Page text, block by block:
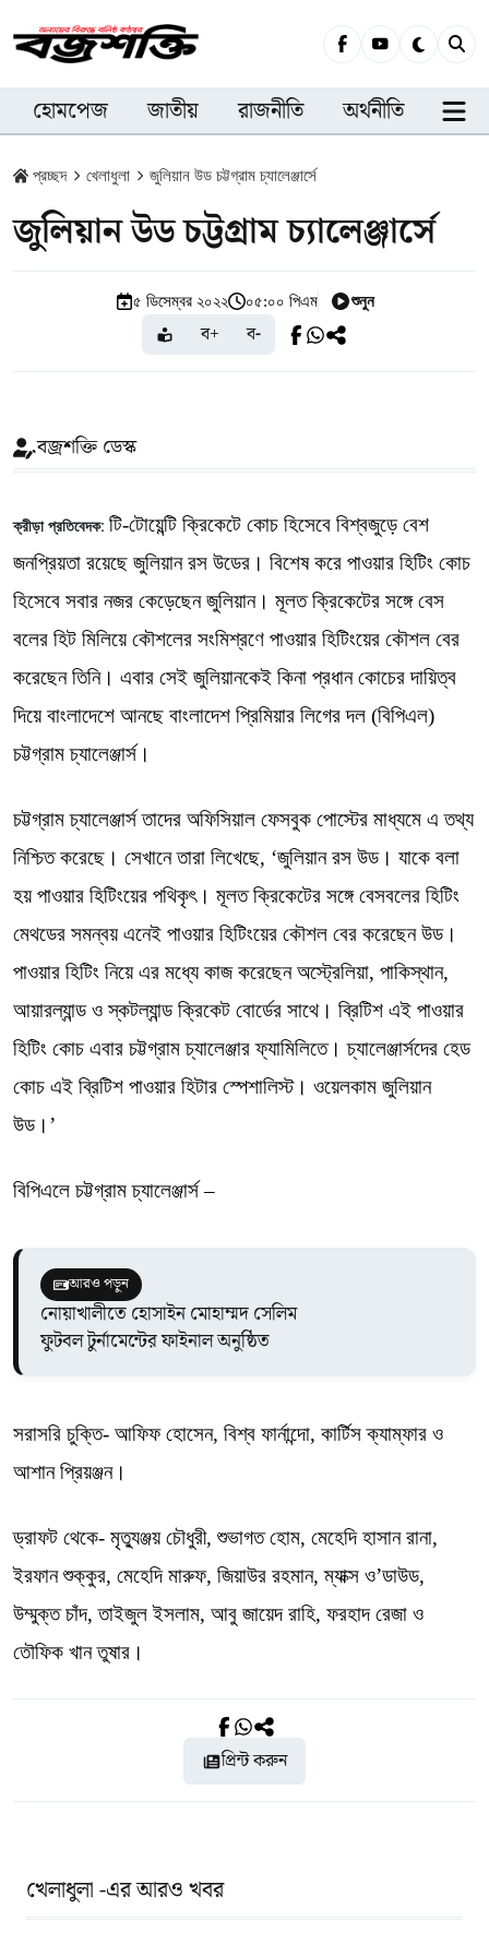
হোমপেজ জাতীয় রাজনীতি অর্থনীতি
প্রচ্ছদ খেলাধুলা জুলিয়ান উড চট্টগ্রাম চ্যালেঞ্জার্সে
জুলিয়ান উড চট্টগ্রাম চ্যালেঞ্জার্সে
৫ ডিসেম্বর ২০২২ ০৫:০০ পিএম শুনুন
ব+ ব-
বজ্রশক্তি ডেস্ক
ক্রীড়া প্রতিবেদক: টি-টোয়েন্টি ক্রিকেটে কোচ হিসেবে বিশ্বজুড়ে বেশ
জনপ্রিয়তা রয়েছে জুলিয়ান রস উডের। বিশেষ করে পাওয়ার হিটিং কোচ
হিসেবে সবার নজর কেড়েছেন জুলিয়ান। মূলত ক্রিকেটের সঙ্গে বেস
বলের হিট মিলিয়ে কৌশলের সংমিশ্রণে পাওয়ার হিটিংয়ের কৌশল বের
করেছেন তিনি। এবার সেই জুলিয়ানকেই কিনা প্রধান কোচের দায়িত্ব
দিয়ে বাংলাদেশে আনছে বাংলাদেশ প্রিমিয়ার লিগের দল (বিপিএল)
চট্টগ্রাম চ্যালেঞ্জার্স।
চট্টগ্রাম চ্যালেঞ্জার্স তাদের অফিসিয়াল ফেসবুক পোস্টের মাধ্যমে এ তথ্য
নিশ্চিত করেছে। সেখানে তারা লিখেছে, ‘জুলিয়ান রস উড। যাকে বলা
হয় পাওয়ার হিটিংয়ের পথিকৃৎ। মূলত ক্রিকেটের সঙ্গে বেসবলের হিটিং
মেথডের সমন্বয় এনেই পাওয়ার হিটিংয়ের কৌশল বের করেছেন উড।
পাওয়ার হিটিং নিয়ে এর মধ্যে কাজ করেছেন অস্ট্রেলিয়া, পাকিস্থান,
আয়ারল্যান্ড ও স্কটল্যান্ড ক্রিকেট বোর্ডের সাথে। ব্রিটিশ এই পাওয়ার
হিটিং কোচ এবার চট্টগ্রাম চ্যালেঞ্জার ফ্যামিলিতে। চ্যালেঞ্জার্সদের হেড
কোচ এই ব্রিটিশ পাওয়ার হিটার স্পেশালিস্ট। ওয়েলকাম জুলিয়ান
উড।’
বিপিএলে চট্টগ্রাম চ্যালেঞ্জার্স –
আরও পড়ুন
নোয়াখালীতে হোসাইন মোহাম্মদ সেলিম
ফুটবল টুর্নামেন্টের ফাইনাল অনুষ্ঠিত
সরাসরি চুক্তি- আফিফ হোসেন, বিশ্ব ফার্নান্দো, কার্টিস ক্যাম্ফার ও
আশান প্রিয়ঞ্জন।
ড্রাফট থেকে- মৃত্যুঞ্জয় চৌধুরী, শুভাগত হোম, মেহেদি হাসান রানা,
ইরফান শুক্কুর, মেহেদি মারুফ, জিয়াউর রহমান, ম্যাক্স ও’ডাউড,
উম্মুক্ত চাঁদ, তাইজুল ইসলাম, আবু জায়েদ রাহি, ফরহাদ রেজা ও
তৌফিক খান তুষার।
প্রিন্ট করুন
খেলাধুলা -এর আরও খবর